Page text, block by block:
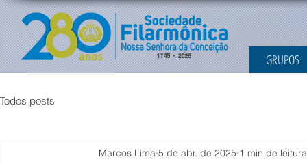
GRUPOS
Todos posts
Marcos Lima 5 de abr. de 2025 1 min de leitura